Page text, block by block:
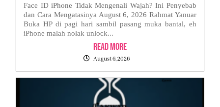
Face ID iPhone Tidak Mengenali Wajah? Ini Penyebab
dan Cara Mengatasinya August 6, 2026 Rahmat Yanuar
Buka HP di pagi hari sambil pasang muka bantal, eh
iPhone malah nolak unlock...
Read More
August 6, 2026